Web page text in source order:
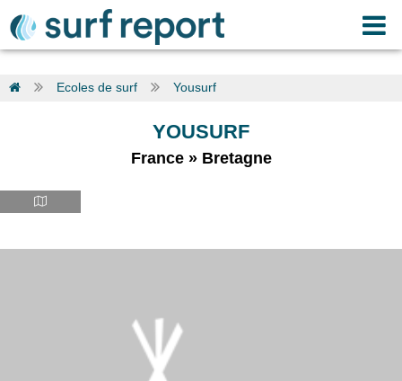
Ecoles de surf Yousurf
YOUSURF
France» Bretagne